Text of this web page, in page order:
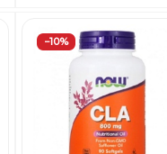
−10%
Добавить
в
Вишлист